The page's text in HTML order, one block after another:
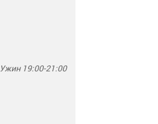
Ужин 19:00-21:00